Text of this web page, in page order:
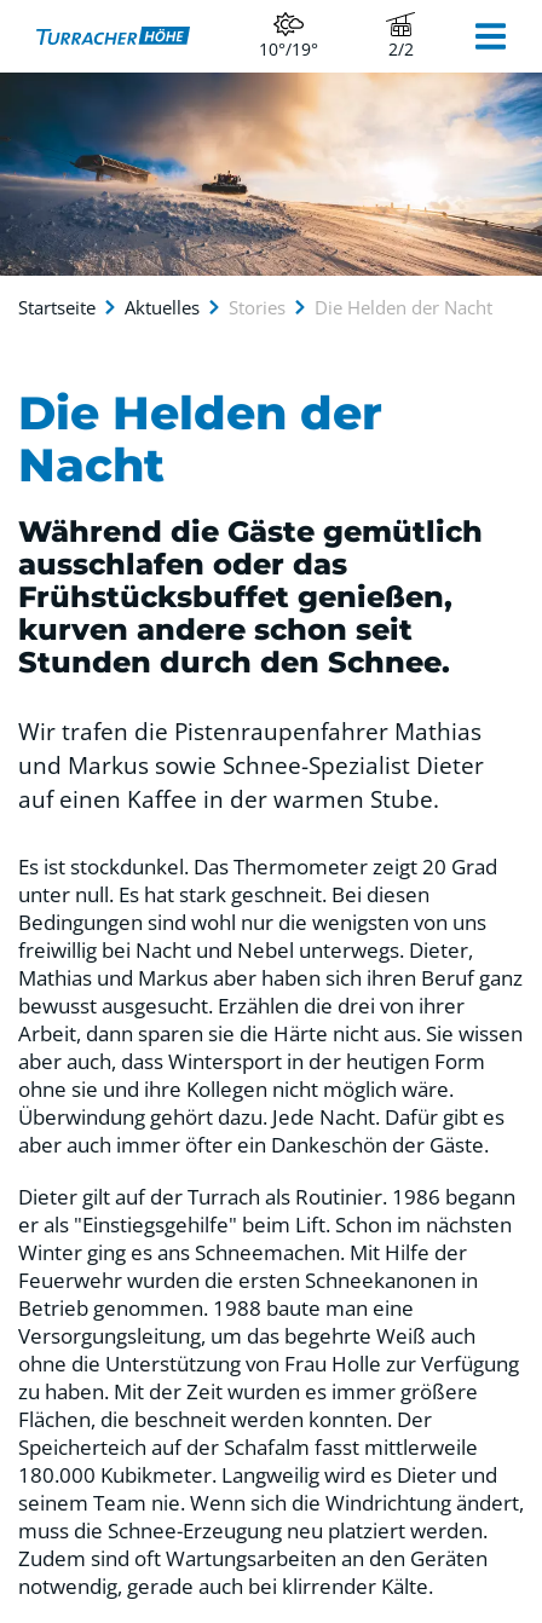
10°/19° 2/2
Startseite Aktuelles Stories Die Helden der Nacht
Die Helden der
Nacht
Während die Gäste gemütlich
ausschlafen oder das
Frühstücksbuffet genießen,
kurven andere schon seit
Stunden durch den Schnee.
Wir trafen die Pistenraupenfahrer Mathias
und Markus sowie Schnee-Spezialist Dieter
auf einen Kaffee in der warmen Stube.
Es ist stockdunkel. Das Thermometer zeigt 20 Grad
unter null. Es hat stark geschneit. Bei diesen
Bedingungen sind wohl nur die wenigsten von uns
freiwillig bei Nacht und Nebel unterwegs. Dieter,
Mathias und Markus aber haben sich ihren Beruf ganz
bewusst ausgesucht. Erzählen die drei von ihrer
Arbeit, dann sparen sie die Härte nicht aus. Sie wissen
aber auch, dass Wintersport in der heutigen Form
ohne sie und ihre Kollegen nicht möglich wäre.
Überwindung gehört dazu. Jede Nacht. Dafür gibt es
aber auch immer öfter ein Dankeschön der Gäste.
Dieter gilt auf der Turrach als Routinier. 1986 begann
er als "Einstiegsgehilfe" beim Lift. Schon im nächsten
Winter ging es ans Schneemachen. Mit Hilfe der
Feuerwehr wurden die ersten Schneekanonen in
Betrieb genommen. 1988 baute man eine
Versorgungsleitung, um das begehrte Weiß auch
ohne die Unterstützung von Frau Holle zur Verfügung
zu haben. Mit der Zeit wurden es immer größere
Flächen, die beschneit werden konnten. Der
Speicherteich auf der Schafalm fasst mittlerweile
180.000 Kubikmeter. Langweilig wird es Dieter und
seinem Team nie. Wenn sich die Windrichtung ändert,
muss die Schnee-Erzeugung neu platziert werden.
Zudem sind oft Wartungsarbeiten an den Geräten
notwendig, gerade auch bei klirrender Kälte.